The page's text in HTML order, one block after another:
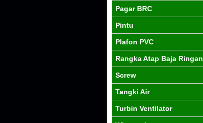
Pagar BRC
Pintu
Plafon PVC
Rangka Atap Baja Ringan
Screw
Tangki Air
Turbin Ventilator